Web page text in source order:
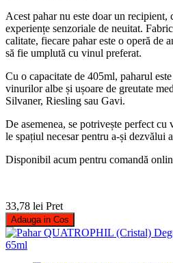
Acest pahar nu este doar un recipient,
experiențe senzoriale de neuitat.
calitate, fiecare pahar este o operă de
să fie umplută cu vinul preferat.
Cu o capacitate de 405ml, paharul
vinurilor albe și ușoare de greutate
Silvaner, Riesling sau Gavi.
De asemenea, se potrivește perfect
le spațiul necesar pentru a-și dezvălui
Disponibil acum pentru comandă
33,78 lei Pret
Adauga in Cos